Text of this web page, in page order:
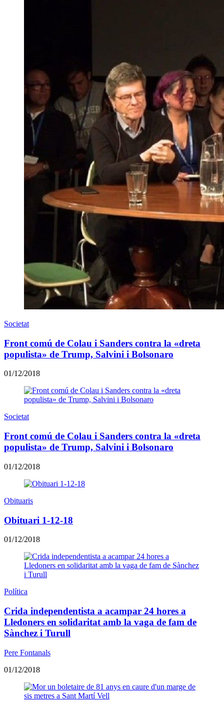
Societat
Front comú de Colau i Sanders contra la «dreta
populista» de Trump, Salvini i Bolsonaro
01/12/2018
Societat
Front comú de Colau i Sanders contra la «dreta
populista» de Trump, Salvini i Bolsonaro
01/12/2018
Obituaris
Obituari 1-12-18
01/12/2018
Política
Crida independentista a acampar 24 hores a
Lledoners en solidaritat amb la vaga de fam de
Sànchez i Turull
Pere Fontanals
01/12/2018